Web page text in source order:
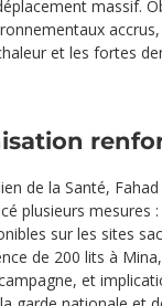
massif.
et les fortes
de la Santé,
plusieurs mesures
sur les sites
de 200 lits à
et